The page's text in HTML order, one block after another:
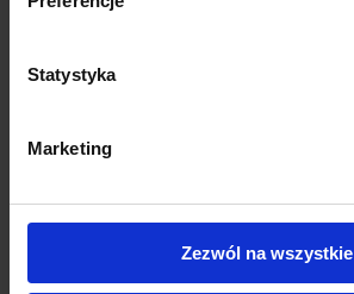
Statystyka
Marketing
Zezwól na wszystkie
BOZ Development